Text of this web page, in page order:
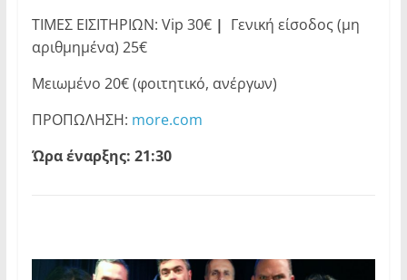
ΤΙΜΕΣ ΕΙΣΙΤΗΡΙΩΝ: Vip 30€| Γενική είσοδος (μη
αριθμημένα) 25€
Μειωμένο 20€ (φοιτητικό, ανέργων)
ΠΡΟΠΩΛΗΣΗ: more.com
Ώρα έναρξης: 21:30